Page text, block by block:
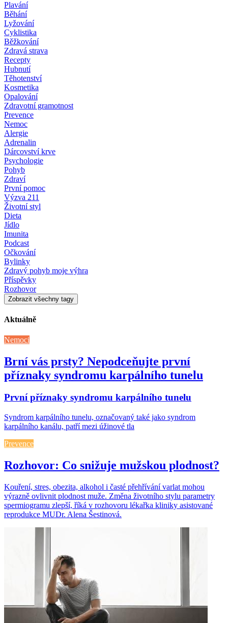
Plavání
Běhání
Lyžování
Cyklistika
Běžkování
Zdravá strava
Recepty
Hubnutí
Těhotenství
Kosmetika
Opalování
Zdravotní gramotnost
Prevence
Nemoc
Alergie
Adrenalin
Dárcovství krve
Psychologie
Pohyb
Zdraví
První pomoc
Výzva 211
Životní styl
Dieta
Jídlo
Imunita
Podcast
Očkování
Bylinky
Zdravý pohyb moje výhra
Příspěvky
Rozhovor
Zobrazit všechny tagy
Aktuálně
Nemoci
Brní vás prsty? Nepodceňujte první
příznaky syndromu karpálního tunelu
První příznaky syndromu karpálního tunelu
Syndrom karpálního tunelu, označovaný také jako syndrom
karpálního kanálu, patří mezi úžinové tla
Prevence
Rozhovor: Co snižuje mužskou plodnost?
Kouření, stres, obezita, alkohol i časté přehřívání varlat mohou
výrazně ovlivnit plodnost muže. Změna životního stylu parametry
spermiogramu zlepší, říká v rozhovoru lékařka kliniky asistované
reprodukce MUDr. Alena Šestinová.